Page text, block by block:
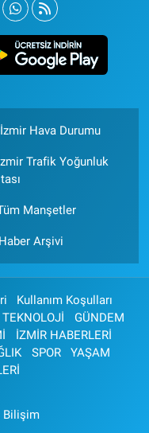
İzmir Hava Durumu
Trafik Yoğunluk
Manşetler
Haber Arşivi
Kullanım Koşulları
GÜNDEM
İZMİR HABERLERİ
SPOR
YAŞAM
Bilişim